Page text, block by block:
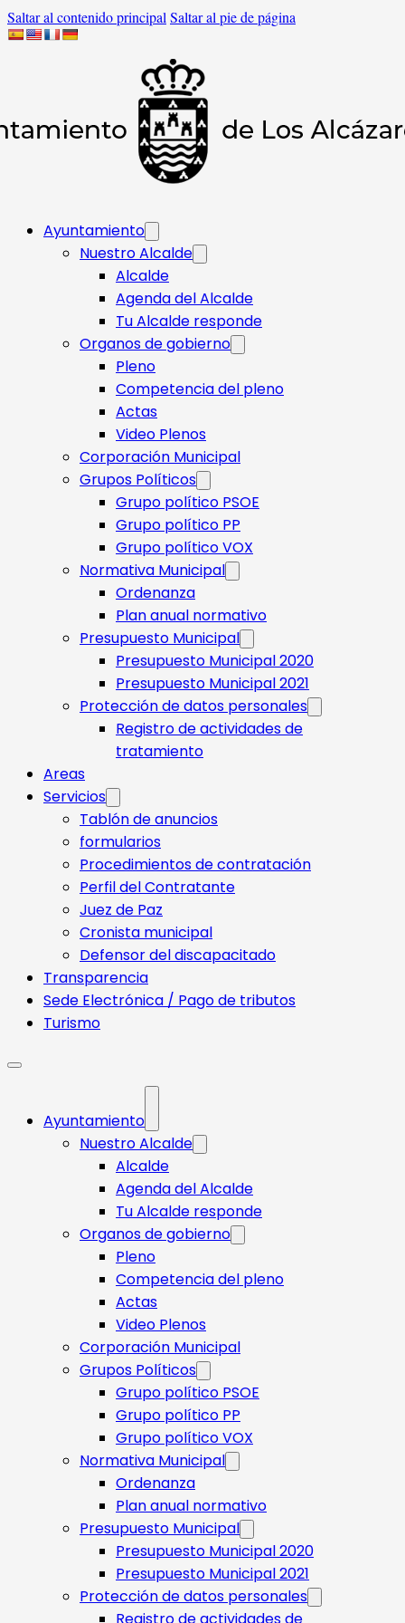
Saltar al contenido principal Saltar al pie de página
Ayuntamiento
Nuestro Alcalde
Alcalde
Agenda del Alcalde
Tu Alcalde responde​
Organos de gobierno
Pleno
Competencia del pleno
Actas
Video Plenos
Corporación Municipal
Grupos Políticos
Grupo político PSOE
Grupo político PP
Grupo político VOX
Normativa Municipal
Ordenanza
Plan anual normativo
Presupuesto Municipal
Presupuesto Municipal 2020
Presupuesto Municipal 2021
Protección de datos personales
Registro de actividades de
tratamiento
Areas
Servicios
Tablón de anuncios
formularios
Procedimientos de contratación
Perfil del Contratante
Juez de Paz
Cronista municipal
Defensor del discapacitado
Transparencia
Sede Electrónica / Pago de tributos
Turismo
Ayuntamiento
Nuestro Alcalde
Alcalde
Agenda del Alcalde
Tu Alcalde responde​
Organos de gobierno
Pleno
Competencia del pleno
Actas
Video Plenos
Corporación Municipal
Grupos Políticos
Grupo político PSOE
Grupo político PP
Grupo político VOX
Normativa Municipal
Ordenanza
Plan anual normativo
Presupuesto Municipal
Presupuesto Municipal 2020
Presupuesto Municipal 2021
Protección de datos personales